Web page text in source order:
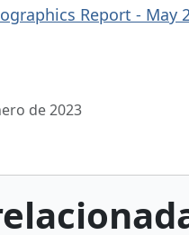
Report - May
de 2023